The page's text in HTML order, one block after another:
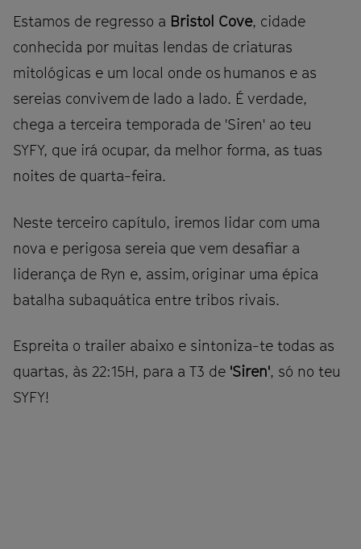
Estamos de regresso a Bristol Cove, cidade
conhecida por muitas lendas de criaturas
mitológicas e um local onde os humanos e as
sereias convivem de lado a lado. É verdade,
chega a terceira temporada de 'Siren' ao teu
SYFY, que irá ocupar, da melhor forma, as tuas
noites de quarta-feira.
Neste terceiro capítulo, iremos lidar com uma
nova e perigosa sereia que vem desafiar a
liderança de Ryn e, assim, originar uma épica
batalha subaquática entre tribos rivais.
Espreita o trailer abaixo e sintoniza-te todas as
quartas, às 22:15H, para a T3 de 'Siren', só no teu
SYFY!